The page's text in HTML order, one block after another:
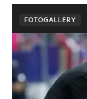
FOTOGALLERY